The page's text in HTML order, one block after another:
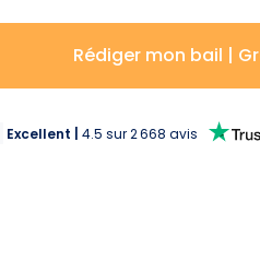
Rédiger mon bail |
Excellent 4.5 sur2 668 avis